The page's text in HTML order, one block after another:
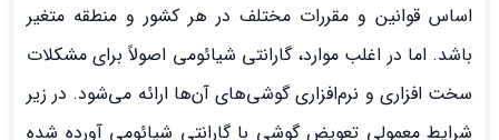
اساس قوانین و مقررات مختلف در هر کشور و منطقه متغیر
باشد. اما در اغلب موارد، گارانتی شیائومی اصولاً برای مشکلات
سخت افزاری و نرم‌افزاری گوشی‌های آن‌ها ارائه می‌شود. در زیر
شرایط معمولی تعویض گوشی با گارانتی شیائومی آورده شده